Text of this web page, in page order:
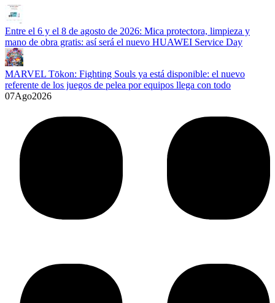
Entre el 6 y el 8 de agosto de 2026: Mica protectora, limpieza y
mano de obra gratis: así será el nuevo HUAWEI Service Day
MARVEL Tōkon: Fighting Souls ya está disponible: el nuevo
referente de los juegos de pelea por equipos llega con todo
07Ago2026